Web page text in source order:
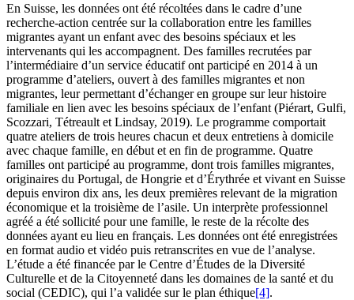
En Suisse, les données ont été récoltées dans le cadre d’une
recherche-action centrée sur la collaboration entre les familles
migrantes ayant un enfant avec des besoins spéciaux et les
intervenants qui les accompagnent. Des familles recrutées par
l’intermédiaire d’un service éducatif ont participé en 2014 à un
programme d’ateliers, ouvert à des familles migrantes et non
migrantes, leur permettant d’échanger en groupe sur leur histoire
familiale en lien avec les besoins spéciaux de l’enfant (Piérart, Gulfi,
Scozzari, Tétreault et Lindsay, 2019). Le programme comportait
quatre ateliers de trois heures chacun et deux entretiens à domicile
avec chaque famille, en début et en fin de programme. Quatre
familles ont participé au programme, dont trois familles migrantes,
originaires du Portugal, de Hongrie et d’Érythrée et vivant en Suisse
depuis environ dix ans, les deux premières relevant de la migration
économique et la troisième de l’asile. Un interprète professionnel
agréé a été sollicité pour une famille, le reste de la récolte des
données ayant eu lieu en français. Les données ont été enregistrées
en format audio et vidéo puis retranscrites en vue de l’analyse.
L’étude a été financée par le Centre d’Études de la Diversité
Culturelle et de la Citoyenneté dans les domaines de la santé et du
social (CEDIC), qui l’a validée sur le plan éthique[4].